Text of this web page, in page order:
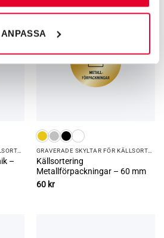
ANPASSA
–
Källsortering
Metallförpackningar – 60 mm
60 kr